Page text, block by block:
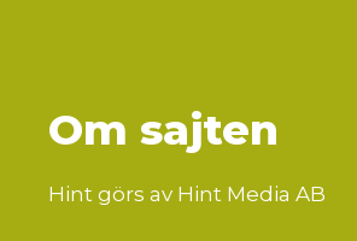
Om sajten
Hint görs av Hint Media AB